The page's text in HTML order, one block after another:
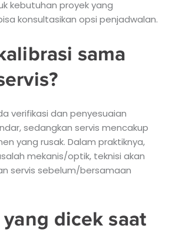
kebutuhan proyek yang
konsultasikan opsi penjadwalan.
sama
verifikasi dan penyesuaian
sedangkan servis mencakup
yang rusak. Dalam praktiknya,
mekanis/optik, teknisi akan
servis sebelum/bersamaan
dicek saat